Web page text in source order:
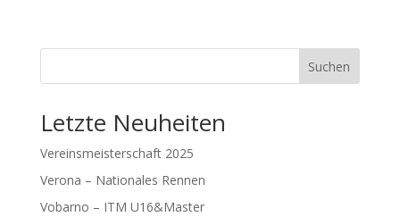
Suchen
Letzte Neuheiten
Vereinsmeisterschaft 2025
Verona – Nationales Rennen
Vobarno – ITM U16&Master